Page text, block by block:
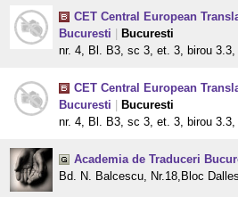
CET Central European
Bucuresti
Bucuresti
nr. 4, Bl. B3, sc 3, et. 3, birou
CET Central European
Bucuresti
Bucuresti
nr. 4, Bl. B3, sc 3, et. 3, birou
Academia de Traduceri
Bd. N. Balcescu, Nr.18,Bloc